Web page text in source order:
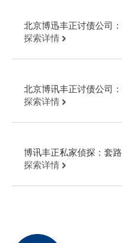
北京博迅丰正讨债公司
安现场抓人
探索详情
北京博讯丰正讨债公司
诉回款
探索详情
博讯丰正私家侦探：套
欠款
探索详情